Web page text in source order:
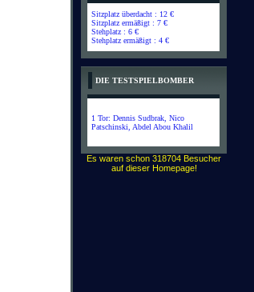
Sitzplatz überdacht : 12 €
Sitzplatz ermäßigt : 7 €
Stehplatz : 6 €
Stehplatz ermäßigt : 4 €
DIE TESTSPIELBOMBER
1 Tor: Dennis Sudbrak, Nico
Patschinski, Abdel Abou Khalil
Es waren schon 318704 Besucher
auf dieser Homepage!